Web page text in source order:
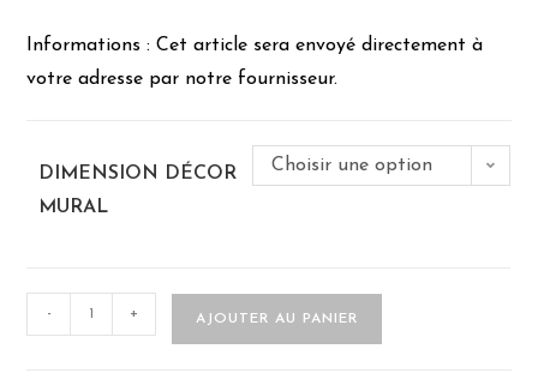
Informations : Cet article sera envoyé directement à
votre adresse par notre fournisseur.
DIMENSION DÉCOR
MURAL
Choisir une option
- + AJOUTER AU PANIER